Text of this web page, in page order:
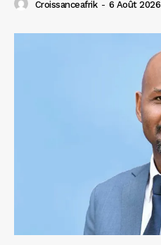
Croissanceafrik - 6 Août 2026